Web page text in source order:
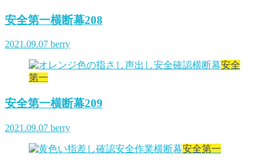
安全第一横断幕208
2021.09.07 berry
安全
第一
安全第一横断幕209
2021.09.07 berry
安全第一